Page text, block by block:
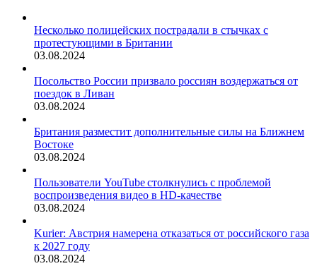
Несколько полицейских пострадали в стычках с
протестующими в Британии
03.08.2024
Посольство России призвало россиян воздержаться от
поездок в Ливан
03.08.2024
Британия разместит дополнительные силы на Ближнем
Востоке
03.08.2024
Пользователи YouTube столкнулись с проблемой
воспроизведения видео в HD-качестве
03.08.2024
Kurier: Австрия намерена отказаться от российского газа
к 2027 году
03.08.2024